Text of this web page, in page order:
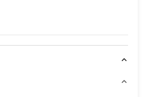
- это гарантия Вашего